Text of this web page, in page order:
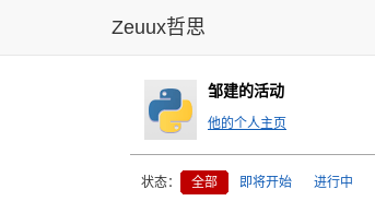
Zeuux哲思
邹建的活动
他的个人主页
状态： 全部 即将开始 进行中